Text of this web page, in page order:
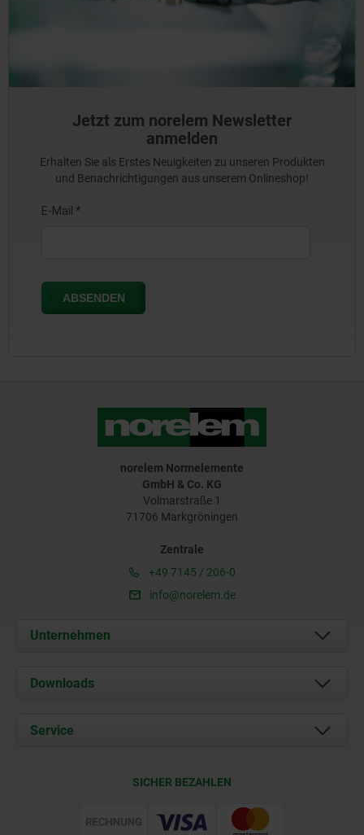
Jetzt zum norelem Newsletter
anmelden
Erhalten Sie als Erstes Neuigkeiten zu unseren Produkten
und Benachrichtigungen aus unserem Onlineshop!
norelem Normelemente
GmbH & Co. KG
Volmarstraße 1
71706 Markgröningen
Zentrale
+49 7145 / 206-0
info@norelem.de
Unternehmen
Über uns
Karriere
Downloads
Service
Web Support
SICHER BEZAHLEN